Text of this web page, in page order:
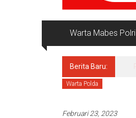
Warta Mabes Polri
Berita Baru:
Warta Polda
Februari 23, 2023